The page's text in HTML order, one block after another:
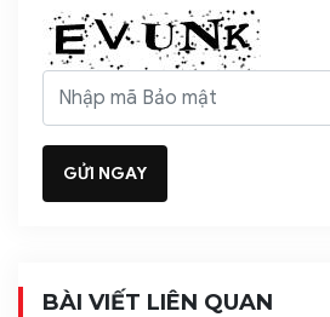
BÀI VIẾT LIÊN QUAN